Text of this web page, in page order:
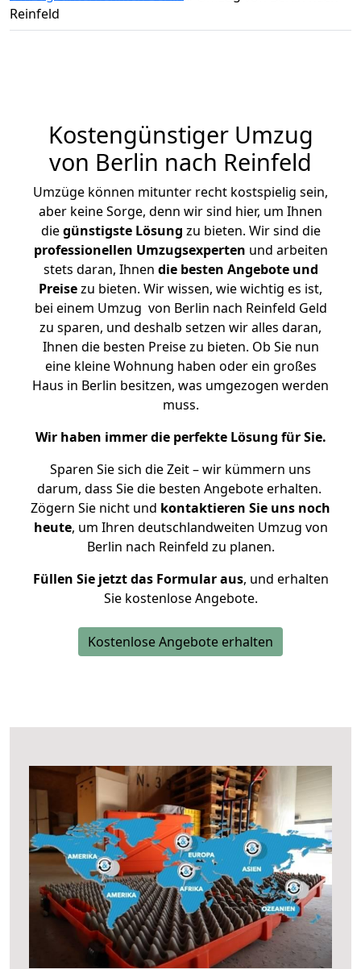
Reinfeld
Kostengünstiger Umzug
von Berlin nach Reinfeld
Umzüge können mitunter recht kostspielig sein,
aber keine Sorge, denn wir sind hier, um Ihnen
diegünstigste Lösung zu bieten. Wir sind die
professionellen Umzugsexperten und arbeiten
stets daran, Ihnen die besten Angebote und
Preisezu bieten. Wir wissen, wie wichtig es ist,
bei einem Umzug von Berlin nach Reinfeld Geld
zu sparen, und deshalb setzen wir alles daran,
Ihnen die besten Preise zu bieten. Ob Sie nun
eine kleine Wohnung haben oder ein großes
Haus in Berlin besitzen, was umgezogen werden
muss.
Wir haben immer die perfekte Lösung für Sie.
Sparen Sie sich die Zeit – wir kümmern uns
darum, dass Sie die besten Angebote erhalten.
Zögern Sie nicht und kontaktieren Sie uns noch
heute, um Ihren deutschlandweiten Umzug von
Berlin nach Reinfeld zu planen.
Füllen Sie jetzt das Formular aus, und erhalten
Sie kostenlose Angebote.
Kostenlose Angebote erhalten